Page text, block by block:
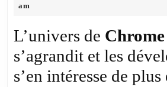
am
L’univers de
s’agrandit et les
s’en intéresse de